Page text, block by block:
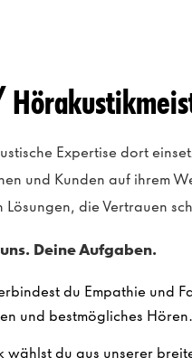
Expertise dort
und Kunden auf ihrem
Lösungen, die Vertrauen
Deine Aufgaben.
du Empathie und
und bestmögliches Hören.
wählst du aus unserer